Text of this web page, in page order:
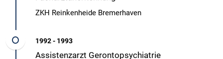
ZKH Reinkenheide Bremerhaven
1992 - 1993
Assistenzarzt Gerontopsychiatrie